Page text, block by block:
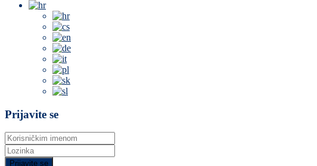
Prijavite se
Prijavite se